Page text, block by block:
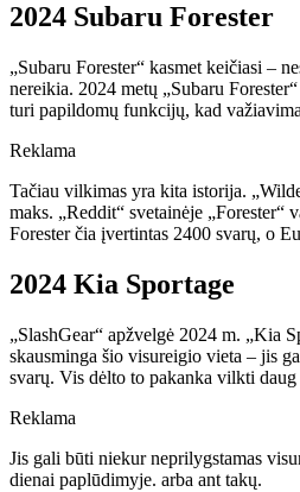
2024 Subaru Forester
„Subaru Forester“ kasmet keičiasi –
nereikia. 2024 metų „Subaru
turi papildomų funkcijų, kad
Reklama
Tačiau vilkimas yra kita istorija.
maks. „Reddit“ svetainėje
Forester čia įvertintas 2400 svarų, o
2024 Kia ​​Sportage
„SlashGear“ apžvelgė 2024 m. „Kia
skausminga šio visureigio vieta – jis
svarų. Vis dėlto to pakanka vilkti
Reklama
Jis gali būti niekur neprilygstamas
dienai paplūdimyje. arba ant takų.